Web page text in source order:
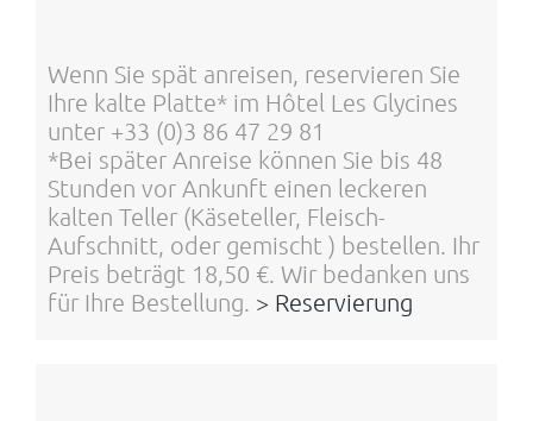
Wenn Sie spät anreisen, reservieren Sie
Ihre kalte Platte* im Hôtel Les Glycines
unter +33 (0)3 86 47 29 81
*Bei später Anreise können Sie bis 48
Stunden vor Ankunft einen leckeren
kalten Teller (Käseteller, Fleisch-
Aufschnitt, oder gemischt ) bestellen. Ihr
Preis beträgt 18,50 €. Wir bedanken uns
für Ihre Bestellung. > Reservierung